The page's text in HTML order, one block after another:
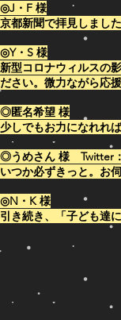
◎J・F 様
京都新聞で拝見しまし
◎Y・S 様
新型コロナウィルスの
ださい。微力ながら応
◎匿名希望 様
少しでもお力になれれば
◎うめさん 様 Twitter：
いつか必ずきっと。お
◎N・K 様
引き続き、「子ども達